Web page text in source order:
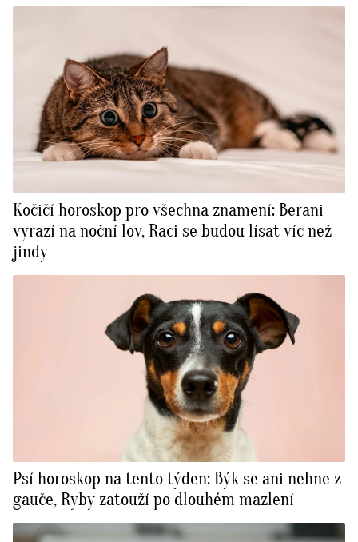
Kočičí horoskop pro všechna znamení: Berani
vyrazí na noční lov, Raci se budou lísat víc než
jindy
Psí horoskop na tento týden: Býk se ani nehne z
gauče, Ryby zatouží po dlouhém mazlení